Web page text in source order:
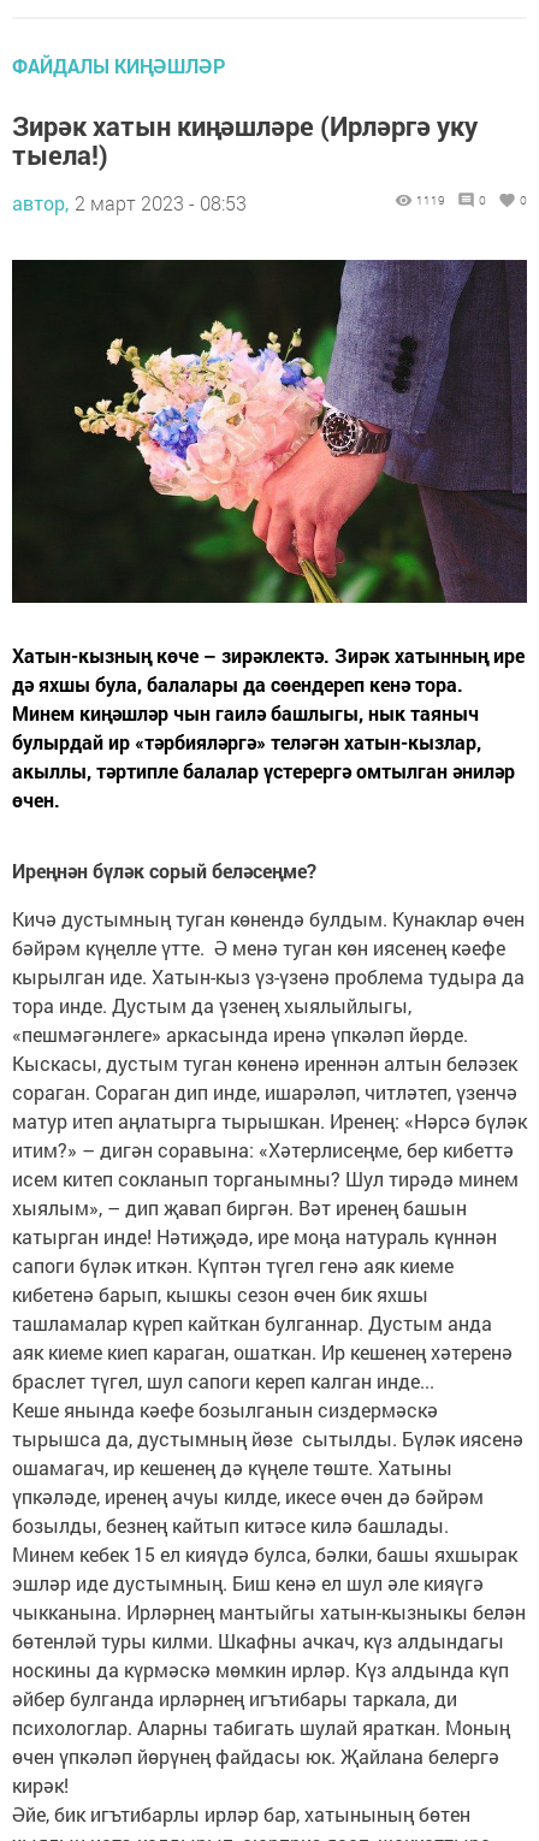
ФАЙДАЛЫ КИҢӘШЛӘР
Зирәк хатын киңәшләре (Ирләргә уку
тыела!)
автор, 2 март 2023 - 08:53 1119 0 0
Хатын-кызның көче – зирәклектә. Зирәк хатынның ире
дә яхшы була, балалары да сөендереп кенә тора.
Минем киңәшләр чын гаилә башлыгы, нык таяныч
булырдай ир «тәрбияләргә» теләгән хатын-кызлар,
акыллы, тәртипле балалар үстерергә омтылган әниләр
өчен.
Иреңнән бүләк сорый беләсеңме?
Кичә дустымның туган көнендә булдым. Кунаклар өчен
бәйрәм күңелле үтте. Ә менә туган көн иясенең кәефе
кырылган иде. Хатын-кыз үз-үзенә проблема тудыра да
тора инде. Дустым да үзенең хыялыйлыгы,
«пешмәгәнлеге» аркасында иренә үпкәләп йөрде.
Кыскасы, дустым туган көненә иреннән алтын беләзек
сораган. Сораган дип инде, ишарәләп, читләтеп, үзенчә
матур итеп аңлатырга тырышкан. Иренең: «Нәрсә бүләк
итим?» – дигән соравына: «Хәтерлисеңме, бер кибеттә
исем китеп сокланып торганымны? Шул тирәдә минем
хыялым», – дип җавап биргән. Вәт иренең башын
катырган инде! Нәтиҗәдә, ире моңа натураль күннән
сапоги бүләк иткән. Күптән түгел генә аяк киеме
кибетенә барып, кышкы сезон өчен бик яхшы
ташламалар күреп кайткан булганнар. Дустым анда
аяк киеме киеп караган, ошаткан. Ир кешенең хәтеренә
браслет түгел, шул сапоги кереп калган инде...
Кеше янында кәефе бозылганын сиздермәскә
тырышса да, дустымның йөзе сытылды. Бүләк иясенә
ошамагач, ир кешенең дә күңеле төште. Хатыны
үпкәләде, иренең ачуы килде, икесе өчен дә бәйрәм
бозылды, безнең кайтып китәсе килә башлады.
Минем кебек 15 ел кияүдә булса, бәлки, башы яхшырак
эшләр иде дустымның. Биш кенә ел шул әле кияүгә
чыкканына. Ирләрнең мантыйгы хатын-кызныкы белән
бөтенләй туры килми. Шкафны ачкач, күз алдындагы
носкины да күрмәскә мөмкин ирләр. Күз алдында күп
әйбер булганда ирләрнең игътибары таркала, ди
психологлар. Аларны табигать шулай яраткан. Моның
өчен үпкәләп йөрүнең файдасы юк. Җайлана белергә
кирәк!
Әйе, бик игътибарлы ирләр бар, хатынының бөтен